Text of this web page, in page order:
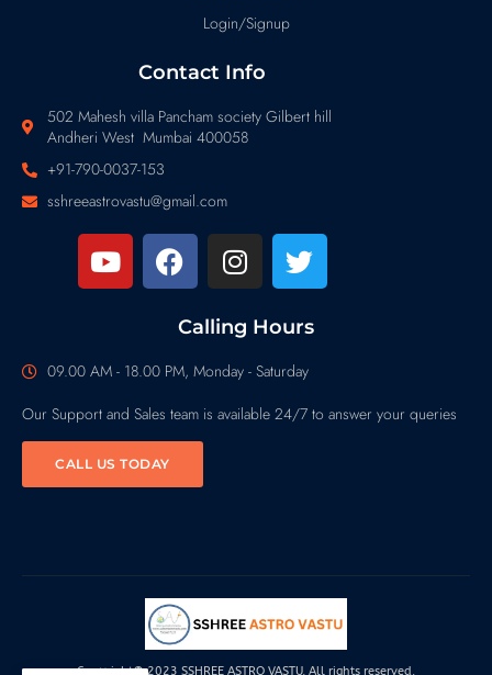
Login/Signup
Contact Info
502 Mahesh villa Pancham society Gilbert hill
Andheri West Mumbai 400058
+91-790-0037-153
sshreeastrovastu@gmail.com
Calling Hours
09.00 AM - 18.00 PM, Monday - Saturday
Our Support and Sales team is available 24/7 to answer your queries
CALL US TODAY
Copyright© 2023 SSHREE ASTRO VASTU, All rights reserved.